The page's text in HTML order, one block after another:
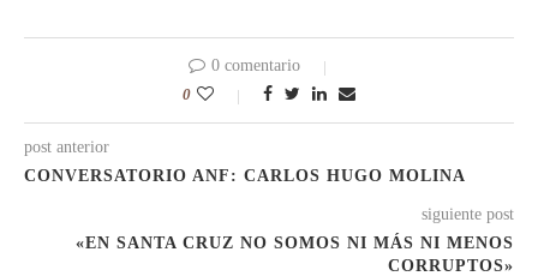
0 comentario
0
post anterior
CONVERSATORIO ANF: CARLOS HUGO MOLINA
siguiente post
«EN SANTA CRUZ NO SOMOS NI MÁS NI MENOS
CORRUPTOS»